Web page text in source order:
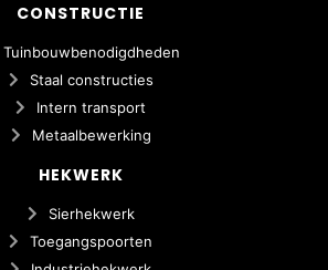
CONSTRUCTIE
Tuinbouwbenodigdheden
Staal constructies
Intern transport
Metaalbewerking
HEKWERK
Sierhekwerk
Toegangspoorten